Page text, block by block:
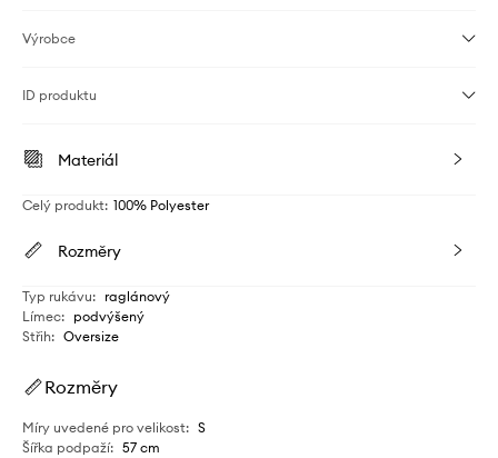
Výrobce
ID produktu
Materiál
Celý produkt: 100% Polyester
Rozměry
Typ rukávu: raglánový
Límec: podvýšený
Střih: Oversize
Rozměry
Míry uvedené pro velikost: S
Šířka podpaží: 57 cm